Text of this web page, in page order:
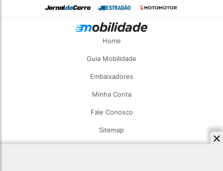
Home
Guia Mobilidade
Embaixadores
Minha Conta
Fale Conosco
Sitemap